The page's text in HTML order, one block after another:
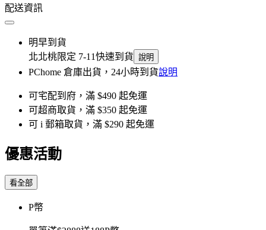
配送資訊
明早到貨
北北桃限定 7-11快速到貨 說明
PChome 倉庫出貨，24小時到貨說明
可宅配到府，滿 $490 起免運
可超商取貨，滿 $350 起免運
可 i 郵箱取貨，滿 $290 起免運
優惠活動
看全部
P幣